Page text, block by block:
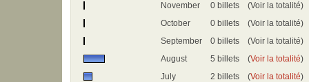
November
0 billets
(Voir la totalité)
October
0 billets
(Voir la totalité)
September
0 billets
(Voir la totalité)
August
5 billets (Voir la totalité)
July
2 billets (Voir la totalité)